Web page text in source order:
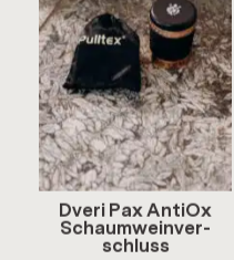
Dveri Pax An­tiOx
Schaum­wein­ver­
schluss